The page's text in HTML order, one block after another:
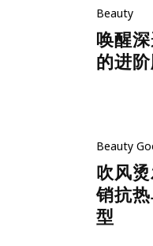
Beauty
唤醒
的进
Beauty
吹风
销抗
型